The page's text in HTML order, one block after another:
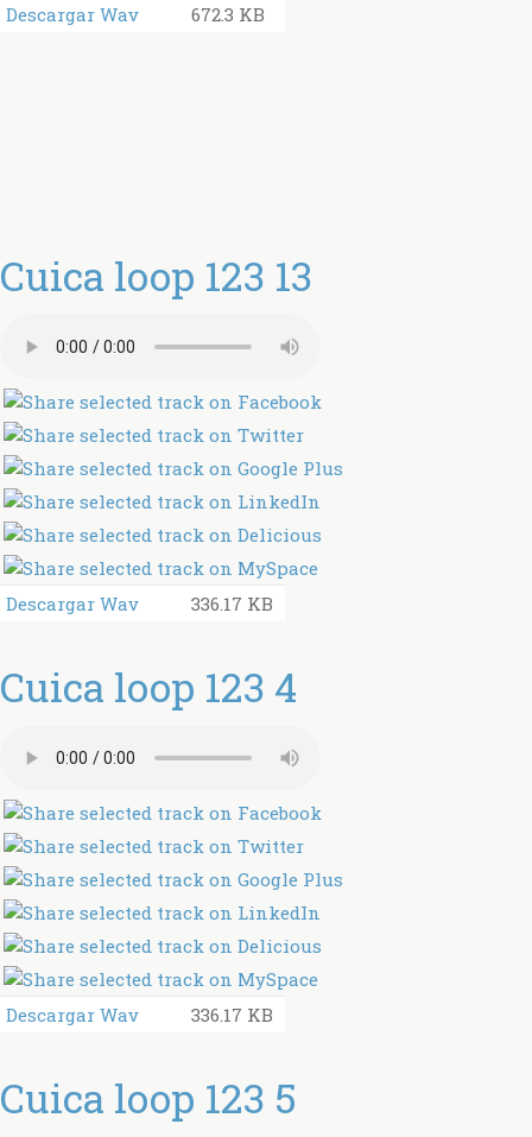
Descargar Wav 672.3 KB
Cuica loop 123 13
Descargar Wav 336.17 KB
Cuica loop 123 4
Descargar Wav 336.17 KB
Cuica loop 123 5